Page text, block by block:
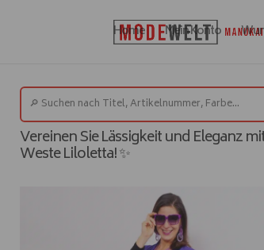
Home Mein Konto
Vereinen Sie Lässigkeit und Eleganz
Weste Liloletta! ✨